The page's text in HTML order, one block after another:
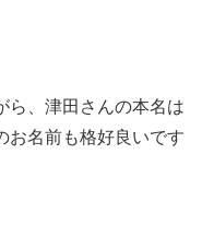
ら、津田さんの本名は
お名前も格好良いです